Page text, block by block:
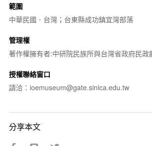
範圍
中華民國．台灣；台東縣成功鎮宜灣部落
管理權
著作權擁有者:中研院民族所與台灣省政府民政
授權聯絡窗口
請洽：ioemuseum@gate.sinica.edu.tw
分享本文